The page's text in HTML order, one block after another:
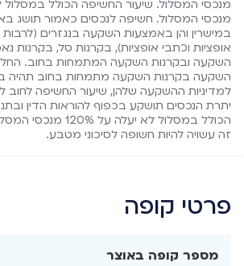
מנכסי המסלול. חשיפה לנכסים כאמור תושג
במישרין והן באמצעות השקעה בנגזרים (לרבות
אופציות וכתבי אופציות), בקרנות סל, בקרנות
השקעה בקרנות השקעה מתמחות בחוב תהיה
יתרת הנכסים תושקע בכפוף להוראות הדין
הכולל במסלול לא
זה עשויה להיות חשופה לסיכוני מטבע.
פרטי קופה
מספר קופה באוצר